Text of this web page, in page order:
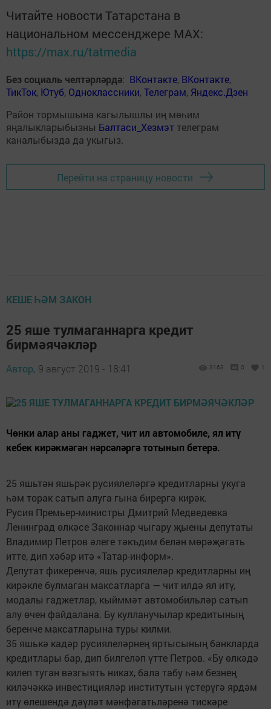
Читайте новости Татарстана в
национальном мессенджере MАХ:
https://max.ru/tatmedia
Без социаль челтәрләрдә: ВКонтакте, ВКонтакте,
ТикТок, Ютуб, Одноклассники,Телеграм, Яндекс.Дзен
Район тормышына кагылышлы иң мөһим
яңалыкларыбызны Балтаси_Хезмэт телеграм
каналыбызда да укыгыз.
Перейти на страницу новости
КЕШЕ ҺӘМ ЗАКОН
25 яше тулмаганнарга кредит
бирмәячәкләр
Автор, 9 август 2019 - 18:41 3163 0 1
Чөнки алар аны гаджет, чит ил автомобиле, ял итү
кебек кирәкмәгән нәрсәләргә тотынып бетерә.
25 яшьтән яшьрәк русиялеләргә кредитларны укуга
һәм торак сатып алуга гына бирергә кирәк.
Русия Премьер-министры Дмитрий Медведевка
Ленинград өлкәсе Законнар чыгару җыены депутаты
Владимир Петров әлеге тәкъдим белән мөрәҗәгать
итте, дип хәбәр итә «Татар-информ».
Депутат фикеренчә, яшь русиялеләр кредитларны иң
кирәкле булмаган максатларга — чит илдә ял итү,
модалы гаджетлар, кыйммәт автомобильләр сатып
алу өчен файдалана. Бу кулланучылар кредитының
беренче максатларына туры килми.
35 яшькә кадәр русиялеләрнең яртысының банкларда
кредитлары бар, дип билгеләп үтте Петров. «Бу өлкәдә
килеп туган вәзгыять никах, бала табу һәм безнең
киләчәккә инвестицияләр институтын үстерүгә ярдәм
итү өлешендә дәүләт мәнфәгатьләренә тискәре